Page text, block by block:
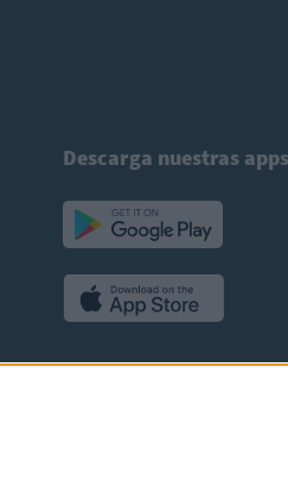
Descarga nuestras apps